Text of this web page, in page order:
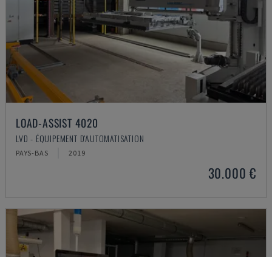
LOAD-ASSIST 4020
LVD - ÉQUIPEMENT D'AUTOMATISATION
PAYS-BAS 2019
30.000 €